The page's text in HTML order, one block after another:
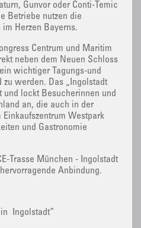
Gunvor oder Conti-Temic
Betriebe nutzen die
Herzen Bayerns.
Centrum und Maritim
neben dem Neuen Schloss
wichtiger Tagungs-und
zu werden. Das „Ingolstadt
lockt Besucherinnen und
an, die auch in der
Westpark
und Gastronomie
Trasse München - Ingolstadt
Anbindung.
Ingolstadt“